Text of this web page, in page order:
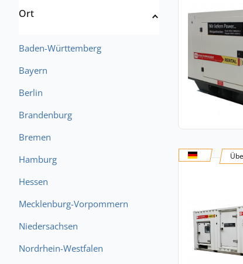
Ort
Baden-Württemberg
Bayern
Berlin
Brandenburg
Bremen
Hamburg
Hessen
Mecklenburg-Vorpommern
Niedersachsen
Nordrhein-Westfalen